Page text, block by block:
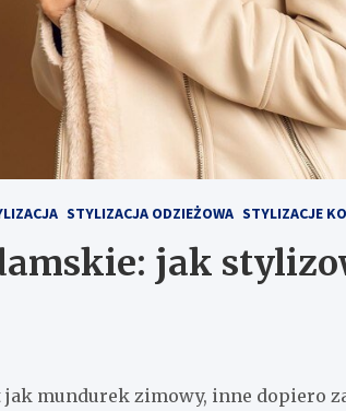
STYLIZACJA ODZIEŻOWA STYLIZACJE
jak
jak mundurek zimowy, inne dopiero